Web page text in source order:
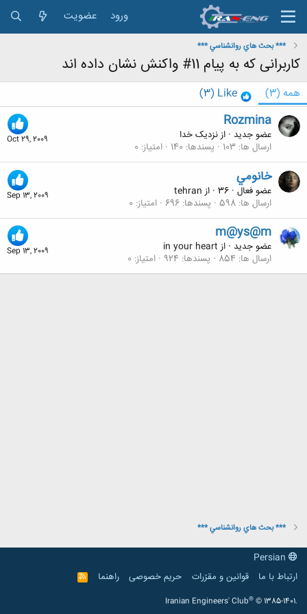
ورود عضویت
*** بحث هاي روانشناسي ***
کاربرانی که به پیام 11# واکنش نشان داده اند
همه (3)
Like
(3)
Oct 29, 2009
Rozmina
عضو جدید · ازنزدیک خدا
ارسال ها 103 پسندها 140 امتیاز 0
Sep 13, 2009
خانومي
عضو فعال ·
· از tehran
ارسال ها 598 پسندها 696 امتیاز 0
Sep 13, 2009
m@ys@m
عضو جدید · از in your heart
ارسال ها 854 پسندها 924 امتیاز 0
*** بحث هاي روانشناسي ***
ارتباط با ما
قوانین و مقرّرات حریم خصوصی راهنما
R
S
Iranian Engineers' Club® © 1385-1401.